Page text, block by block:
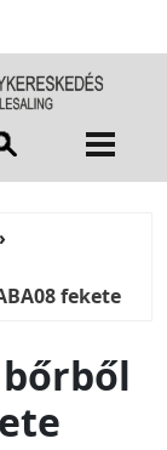
fekete